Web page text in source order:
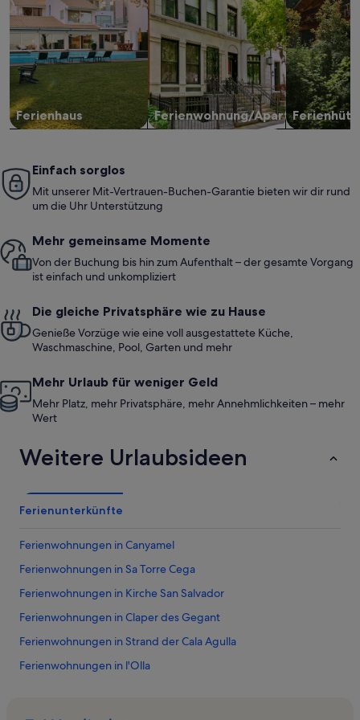
Ferienhaus Ferienwohnung/Apartment
Einfach sorglos
Mit unserer Mit-Vertrauen-Buchen-Garantie bieten wir dir rund
um die Uhr Unterstützung
Mehr gemeinsame Momente
Von der Buchung bis hin zum Aufenthalt – der gesamte Vorgang
ist einfach und unkompliziert
Die gleiche Privatsphäre wie zu Hause
Genieße Vorzüge wie eine voll ausgestattete Küche,
Waschmaschine, Pool, Garten und mehr
Mehr Urlaub für weniger Geld
Mehr Platz, mehr Privatsphäre, mehr Annehmlichkeiten – mehr
Wert
Weitere Urlaubsideen
Ferienunterkünfte
Ferienwohnungen in Canyamel
Ferienwohnungen in Sa Torre Cega
Ferienwohnungen in Kirche San Salvador
Ferienwohnungen in Claper des Gegant
Ferienwohnungen in Strand der Cala Agulla
Ferienwohnungen in l'Olla